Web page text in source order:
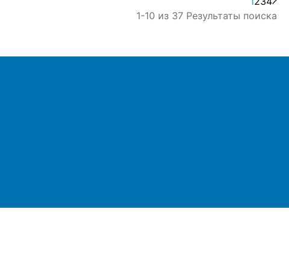
1-10 из 37 Результаты поиска